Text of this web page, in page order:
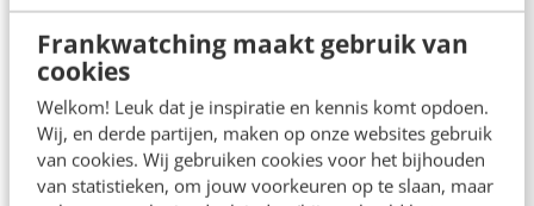
Frankwatching maakt gebruik van
cookies
Welkom! Leuk dat je inspiratie en kennis komt opdoen.
Wij, en derde partijen, maken op onze websites gebruik
van cookies. Wij gebruiken cookies voor het bijhouden
van statistieken, om jouw voorkeuren op te slaan, maar
toepast. Je bent nu echter gezegend met de
kennis dat het effect gaat kantelen. Op dat
moment werkt de ooit zo krachtige
conversietechniek niet langer, en zelfs
averechts. Leg ‘m dan even in de ijskast, om